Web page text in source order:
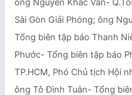
ông Nguyễn Khắc Văn-
Sài Gòn Giải Phóng; ông
Tổng biên tập báo Thanh
Phước- Tổng biên tập báo
TP.HCM, Phó Chủ tịch Hội
ông Tô Đình Tuân- Tổng